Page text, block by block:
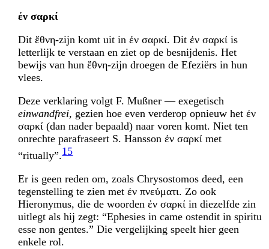
ἐν σαρκί
Dit ἔθνη-zijn komt uit in ἐν σαρκί. Dit ἐν σαρκί is
letterlijk te verstaan en ziet op de besnijdenis. Het
bewijs van hun ἔθνη-zijn droegen de Efeziërs in hun
vlees.
Deze verklaring volgt F. Mußner — exegetisch
einwandfrei, gezien hoe even verderop opnieuw het ἐν
σαρκί (dan nader bepaald) naar voren komt. Niet ten
onrechte para­fraseert S. Hansson ἐν σαρκί met
“ritually”.15
Er is geen reden om, zoals Chrysostomos deed, een
tegenstelling te zien met ἐν πνεύματι. Zo ook
Hieronymus, die de woorden ἐν σαρκί in diezelfde zin
uitlegt als hij zegt: “Ephesies in came ostendit in spiritu
esse non gentes.” Die vergelijking speelt hier geen
enkele rol.